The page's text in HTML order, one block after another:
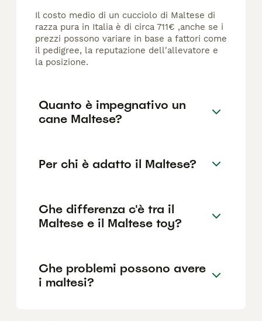
Il costo medio di un cucciolo di Maltese di
razza pura in Italia è di circa 711€ ,anche se i
prezzi possono variare in base a fattori come
il pedigree, la reputazione dell'allevatore e
la posizione.
Quanto è impegnativo un
cane Maltese?
Per chi è adatto il Maltese?
Che differenza c'è tra il
Maltese e il Maltese toy?
Che problemi possono avere
i maltesi?